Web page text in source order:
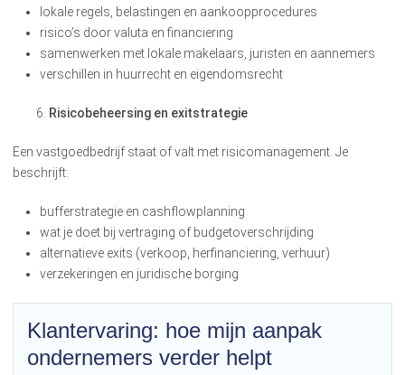
lokale regels, belastingen en aankoopprocedures
risico’s door valuta en financiering
samenwerken met lokale makelaars, juristen en aannemers
verschillen in huurrecht en eigendomsrecht
Risicobeheersing en exitstrategie
Een vastgoedbedrijf staat of valt met risicomanagement. Je
beschrijft:
bufferstrategie en cashflowplanning
wat je doet bij vertraging of budgetoverschrijding
alternatieve exits (verkoop, herfinanciering, verhuur)
verzekeringen en juridische borging
Klantervaring: hoe mijn aanpak
ondernemers verder helpt